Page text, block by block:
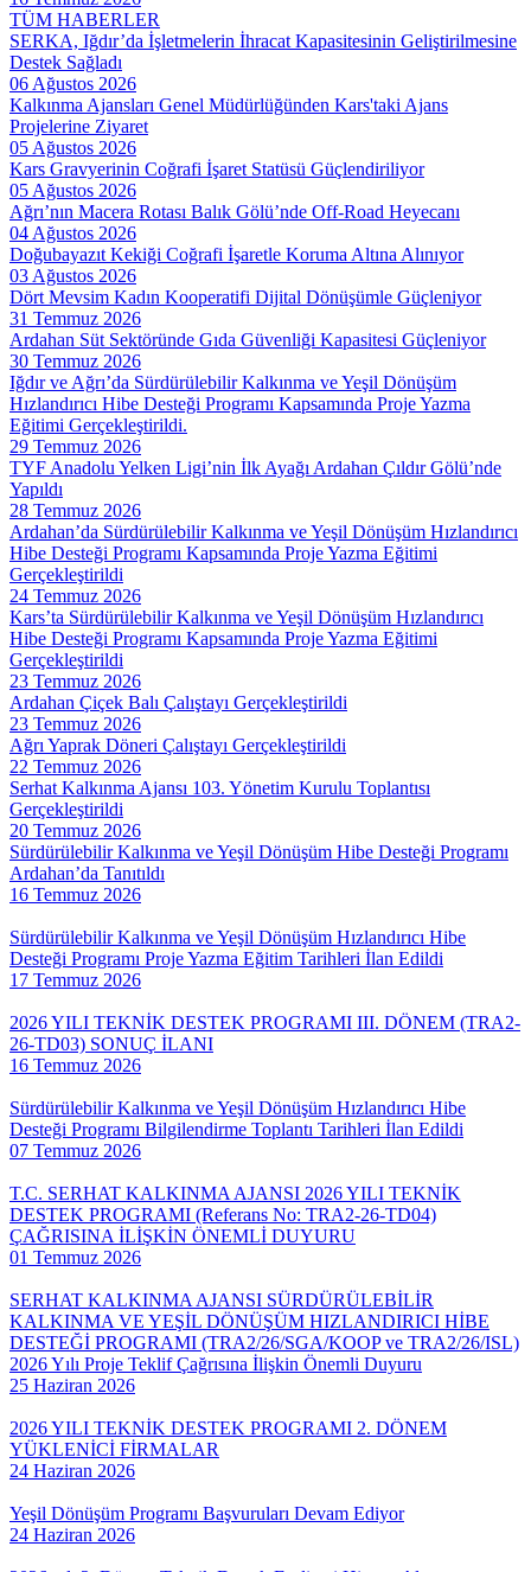
TÜM HABERLER
SERKA, Iğdır’da İşletmelerin İhracat Kapasitesinin Geliştirilmesine
Destek Sağladı
06 Ağustos 2026
Kalkınma Ajansları Genel Müdürlüğünden Kars'taki Ajans
Projelerine Ziyaret
05 Ağustos 2026
Kars Gravyerinin Coğrafi İşaret Statüsü Güçlendiriliyor
05 Ağustos 2026
Ağrı’nın Macera Rotası Balık Gölü’nde Off-Road Heyecanı
04 Ağustos 2026
Doğubayazıt Kekiği Coğrafi İşaretle Koruma Altına Alınıyor
03 Ağustos 2026
Dört Mevsim Kadın Kooperatifi Dijital Dönüşümle Güçleniyor
31 Temmuz 2026
Ardahan Süt Sektöründe Gıda Güvenliği Kapasitesi Güçleniyor
30 Temmuz 2026
Iğdır ve Ağrı’da Sürdürülebilir Kalkınma ve Yeşil Dönüşüm
Hızlandırıcı Hibe Desteği Programı Kapsamında Proje Yazma
Eğitimi Gerçekleştirildi.
29 Temmuz 2026
TYF Anadolu Yelken Ligi’nin İlk Ayağı Ardahan Çıldır Gölü’nde
Yapıldı
28 Temmuz 2026
Ardahan’da Sürdürülebilir Kalkınma ve Yeşil Dönüşüm Hızlandırıcı
Hibe Desteği Programı Kapsamında Proje Yazma Eğitimi
Gerçekleştirildi
24 Temmuz 2026
Kars’ta Sürdürülebilir Kalkınma ve Yeşil Dönüşüm Hızlandırıcı
Hibe Desteği Programı Kapsamında Proje Yazma Eğitimi
Gerçekleştirildi
23 Temmuz 2026
Ardahan Çiçek Balı Çalıştayı Gerçekleştirildi
23 Temmuz 2026
Ağrı Yaprak Döneri Çalıştayı Gerçekleştirildi
22 Temmuz 2026
Serhat Kalkınma Ajansı 103. Yönetim Kurulu Toplantısı
Gerçekleştirildi
20 Temmuz 2026
Sürdürülebilir Kalkınma ve Yeşil Dönüşüm Hibe Desteği Programı
Ardahan’da Tanıtıldı
16 Temmuz 2026
Sürdürülebilir Kalkınma ve Yeşil Dönüşüm Hızlandırıcı Hibe
Desteği Programı Proje Yazma Eğitim Tarihleri İlan Edildi
17 Temmuz 2026
2026 YILI TEKNİK DESTEK PROGRAMI III. DÖNEM (TRA2-
26-TD03) SONUÇ İLANI
16 Temmuz 2026
Sürdürülebilir Kalkınma ve Yeşil Dönüşüm Hızlandırıcı Hibe
Desteği Programı Bilgilendirme Toplantı Tarihleri İlan Edildi
07 Temmuz 2026
T.C. SERHAT KALKINMA AJANSI 2026 YILI TEKNİK
DESTEK PROGRAMI (Referans No: TRA2-26-TD04)
ÇAĞRISINA İLİŞKİN ÖNEMLİ DUYURU
01 Temmuz 2026
SERHAT KALKINMA AJANSI SÜRDÜRÜLEBİLİR
KALKINMA VE YEŞİL DÖNÜŞÜM HIZLANDIRICI HİBE
DESTEĞİ PROGRAMI (TRA2/26/SGA/KOOP ve TRA2/26/ISL)
2026 Yılı Proje Teklif Çağrısına İlişkin Önemli Duyuru
25 Haziran 2026
2026 YILI TEKNİK DESTEK PROGRAMI 2. DÖNEM
YÜKLENİCİ FİRMALAR
24 Haziran 2026
Yeşil Dönüşüm Programı Başvuruları Devam Ediyor
24 Haziran 2026